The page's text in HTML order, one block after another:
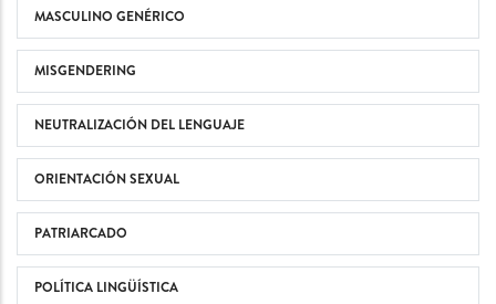
MASCULINO GENÉRICO
MISGENDERING
NEUTRALIZACIÓN DEL LENGUAJE
ORIENTACIÓN SEXUAL
PATRIARCADO
POLÍTICA LINGÜÍSTICA